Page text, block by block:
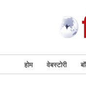
होम वेबस्टोरी